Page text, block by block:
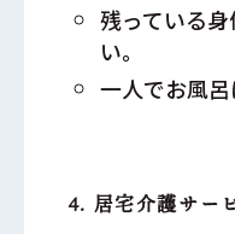
残っている
い。
一人でお風呂
4. 居宅介護サー